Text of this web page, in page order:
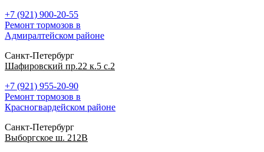
+7 (921) 900-20-55
Ремонт тормозов в
Адмиралтейском районе
Санкт-Петербург
Шафировский пр.22 к.5 с.2
+7 (921) 955-20-90
Ремонт тормозов в
Красногвардейском районе
Санкт-Петербург
Выборгское ш. 212В